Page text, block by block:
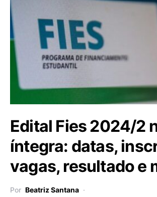
Edital Fies 2024/2
íntegra: datas,
vagas, resultado e
Por Beatriz Santana